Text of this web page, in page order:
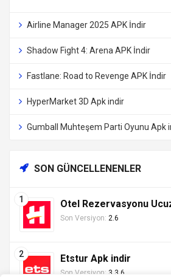
Airline Manager 2025 APK İndir
Shadow Fight 4: Arena APK İndir
Fastlane: Road to Revenge APK İndir
HyperMarket 3D Apk indir
Gumball Muhteşem Parti Oyunu Apk
SON GÜNCELLENENLER
Otel Rezervasyonu
Son Versiyon: 2.6
Etstur Apk indir
Son Versiyon: 3.3.6